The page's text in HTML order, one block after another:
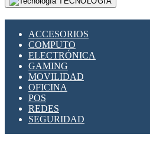
MONTAJE PANEL SOLAR
SUPRESOR DE
APLICACIONES
ACCESORIOS
COMPUTO
ELECTRÓNICA
GAMING
MOVILIDAD
OFICINA
POS
REDES
SEGURIDAD